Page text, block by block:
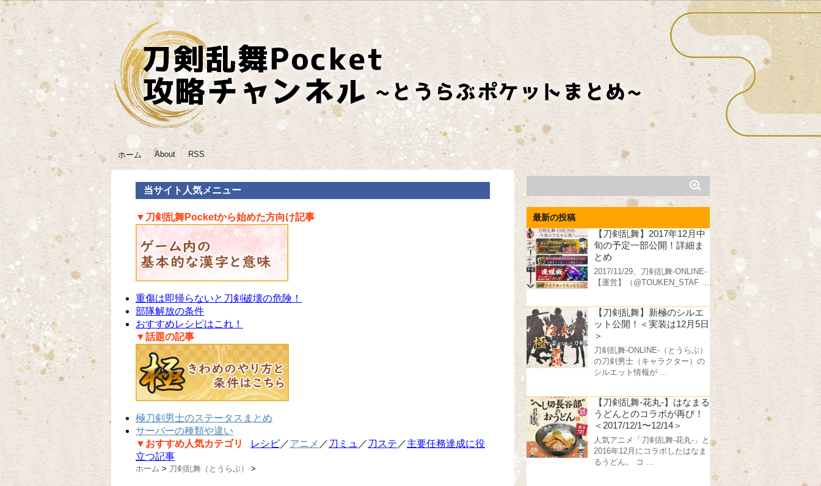
ホーム About RSS
当サイト人気メニュー
▼刀剣乱舞Pocketから始めた方向け記事
重傷は即帰らないと刀剣破壊の危険！
部隊解放の条件
おすすめレシピはこれ！
▼話題の記事
極刀剣男士のステータスまとめ
サーバーの種類や違い
▼おすすめ人気カテゴリ
レシピ／アニメ ／ 刀ミュ ／ 刀ステ ／主要任務達成に役
立つ記事
ホーム > 刀剣乱舞（とうらぶ） >
最新の投稿
【刀剣乱舞】2017年12月中
旬の予定一部公開！詳細ま
とめ
2017/11/29、刀剣乱舞-ONLINE-
【運営】（@TOUKEN_STAF …
【刀剣乱舞】新極のシルエ
ット公開！＜実装は12月5日
＞
刀剣乱舞-ONLINE-（とうらぶ）
の刀剣男士（キャラクター）の
シルエット情報が …
【刀剣乱舞-花丸-】はなまる
うどんとのコラボが再び！
＜2017/12/1〜12/14＞
人気アニメ「刀剣乱舞-花丸-」と
2016年12月にコラボしたはなま
るうどん。 コ …